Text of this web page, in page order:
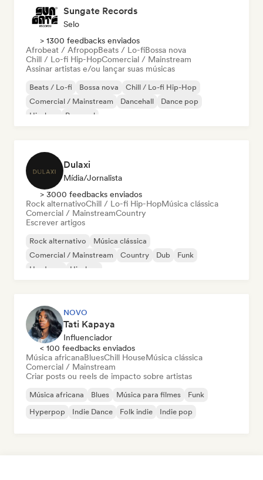
Sungate Records
Selo
> 1300 feedbacks enviados
Afrobeat / AfropopBeats / Lo-fiBossa nova
Chill / Lo-fi Hip-HopComercial / Mainstream
Assinar artistas e/ou lançar suas músicas
Beats / Lo-fi Bossa nova
Chill / Lo-fi Hip-Hop
Comercial / Mainstream
Dancehall
Dance pop
Hip-hop
Pop soul
Dulaxi
Mídia/Jornalista
> 3000 feedbacks enviados
Rock alternativoChill / Lo-fi Hip-HopMúsica clássica
Comercial / MainstreamCountry
Escrever artigos
Rock alternativo
Música clássica
Comercial / Mainstream
Country Dub
Funk
Hardcore
Hip-hop
NOVO
Tati Kapaya
Influenciador
< 100 feedbacks enviados
Música africanaBluesChill HouseMúsica clássica
Comercial / Mainstream
Criar posts ou reels de impacto sobre artistas
Música africana Blues Música para filmes
Funk
Hyperpop
Indie Dance Folk indie Indie pop